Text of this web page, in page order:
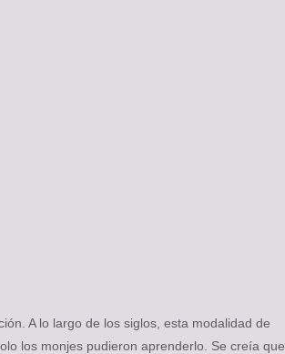
A lo largo de los siglos, esta modalidad de
los monjes pudieron aprenderlo. Se creía que